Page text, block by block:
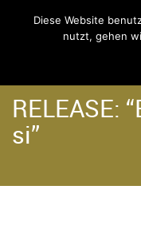
Angebote Hip
RELEASE:
si”
Diese Website
nutzt, gehen